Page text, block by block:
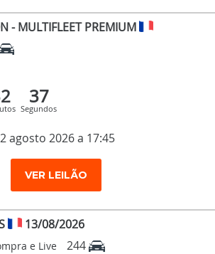
- MULTIFLEET PREMIUM
36
Segundos
agosto 2026 a 17:45
VER LEILÃO
13/08/2026
e Live 244